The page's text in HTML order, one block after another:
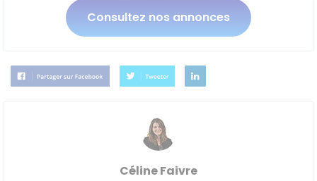
Consultez nos annonces
Céline Faivre